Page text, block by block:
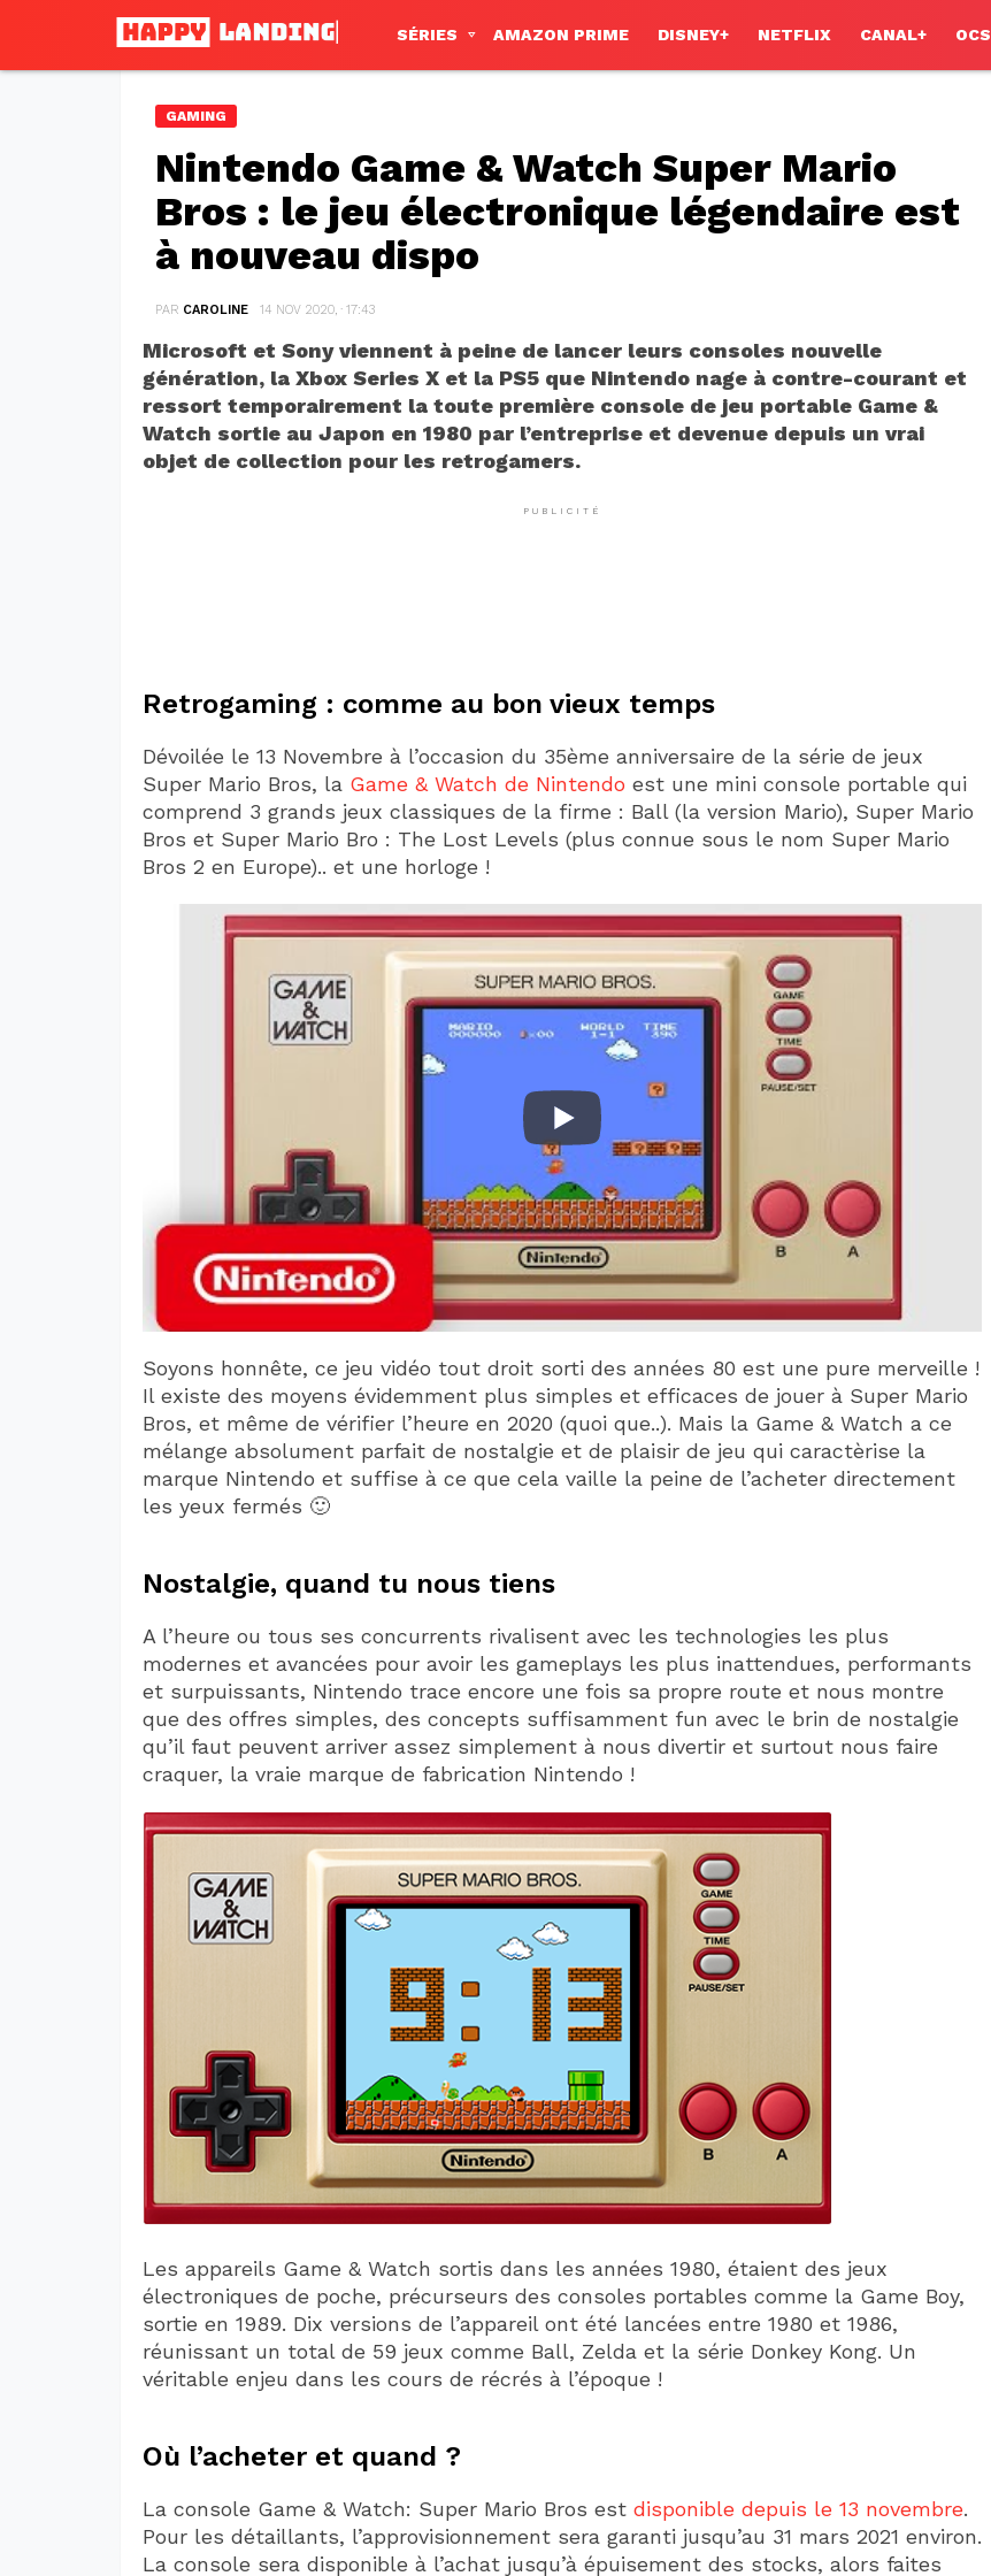
SÉRIES AMAZON PRIME DISNEY+ NETFLIX CANAL+ OCS
GAMING
Nintendo Game & Watch Super Mario
Bros : le jeu électronique légendaire est
à nouveau dispo
PAR CAROLINE 14 NOV 2020, · 17:43
Microsoft et Sony viennent à peine de lancer leurs consoles nouvelle
génération, la Xbox Series X et la PS5 que Nintendo nage à contre-courant et
ressort temporairement la toute première console de jeu portable Game &
Watch sortie au Japon en 1980 par l’entreprise et devenue depuis un vrai
objet de collection pour les retrogamers.
PUBLICITÉ
Retrogaming : comme au bon vieux temps
Dévoilée le 13 Novembre à l’occasion du 35ème anniversaire de la série de jeux
Super Mario Bros, la Game & Watch de Nintendo est une mini console portable qui
comprend 3 grands jeux classiques de la firme : Ball (la version Mario), Super Mario
Bros et Super Mario Bro : The Lost Levels (plus connue sous le nom Super Mario
Bros 2 en Europe).. et une horloge !
Soyons honnête, ce jeu vidéo tout droit sorti des années 80 est une pure merveille !
Il existe des moyens évidemment plus simples et efficaces de jouer à Super Mario
Bros, et même de vérifier l’heure en 2020 (quoi que..). Mais la Game & Watch a ce
mélange absolument parfait de nostalgie et de plaisir de jeu qui caractèrise la
marque Nintendo et suffise à ce que cela vaille la peine de l’acheter directement
les yeux fermés 🙂
Nostalgie, quand tu nous tiens
A l’heure ou tous ses concurrents rivalisent avec les technologies les plus
modernes et avancées pour avoir les gameplays les plus inattendues, performants
et surpuissants, Nintendo trace encore une fois sa propre route et nous montre
que des offres simples, des concepts suffisamment fun avec le brin de nostalgie
qu’il faut peuvent arriver assez simplement à nous divertir et surtout nous faire
craquer, la vraie marque de fabrication Nintendo !
Les appareils Game & Watch sortis dans les années 1980, étaient des jeux
électroniques de poche, précurseurs des consoles portables comme la Game Boy,
sortie en 1989. Dix versions de l’appareil ont été lancées entre 1980 et 1986,
réunissant un total de 59 jeux comme Ball, Zelda et la série Donkey Kong. Un
véritable enjeu dans les cours de récrés à l’époque !
Où l’acheter et quand ?
La console Game & Watch: Super Mario Bros est disponible depuis le 13 novembre.
Pour les détaillants, l’approvisionnement sera garanti jusqu’au 31 mars 2021 environ.
La console sera disponible à l’achat jusqu’à épuisement des stocks, alors faites